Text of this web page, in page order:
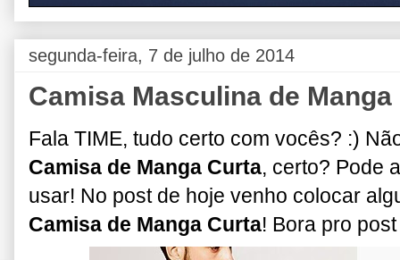
segunda-feira, 7 de julho de 2014
Camisa Masculina de
Fala TIME, tudo certo com vocês? :)
Camisa de Manga Curta, certo? Pode
usar! No post de hoje venho colocar
Camisa de Manga Curta! Bora pro